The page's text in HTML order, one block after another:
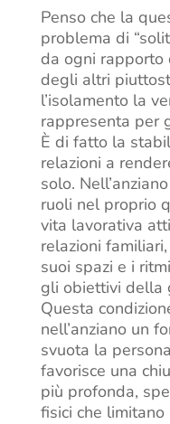
Penso che la
problema di
da ogni rapporto
degli altri
l’isolamento la
rappresenta per
È di fatto la
relazioni a
solo.
ruoli nel proprio
vita lavorativa
relazioni
suoi spazi e i
gli obiettivi della
Questa
nell’anziano un
svuota la
favorisce una
più profonda,
fisici che limitano